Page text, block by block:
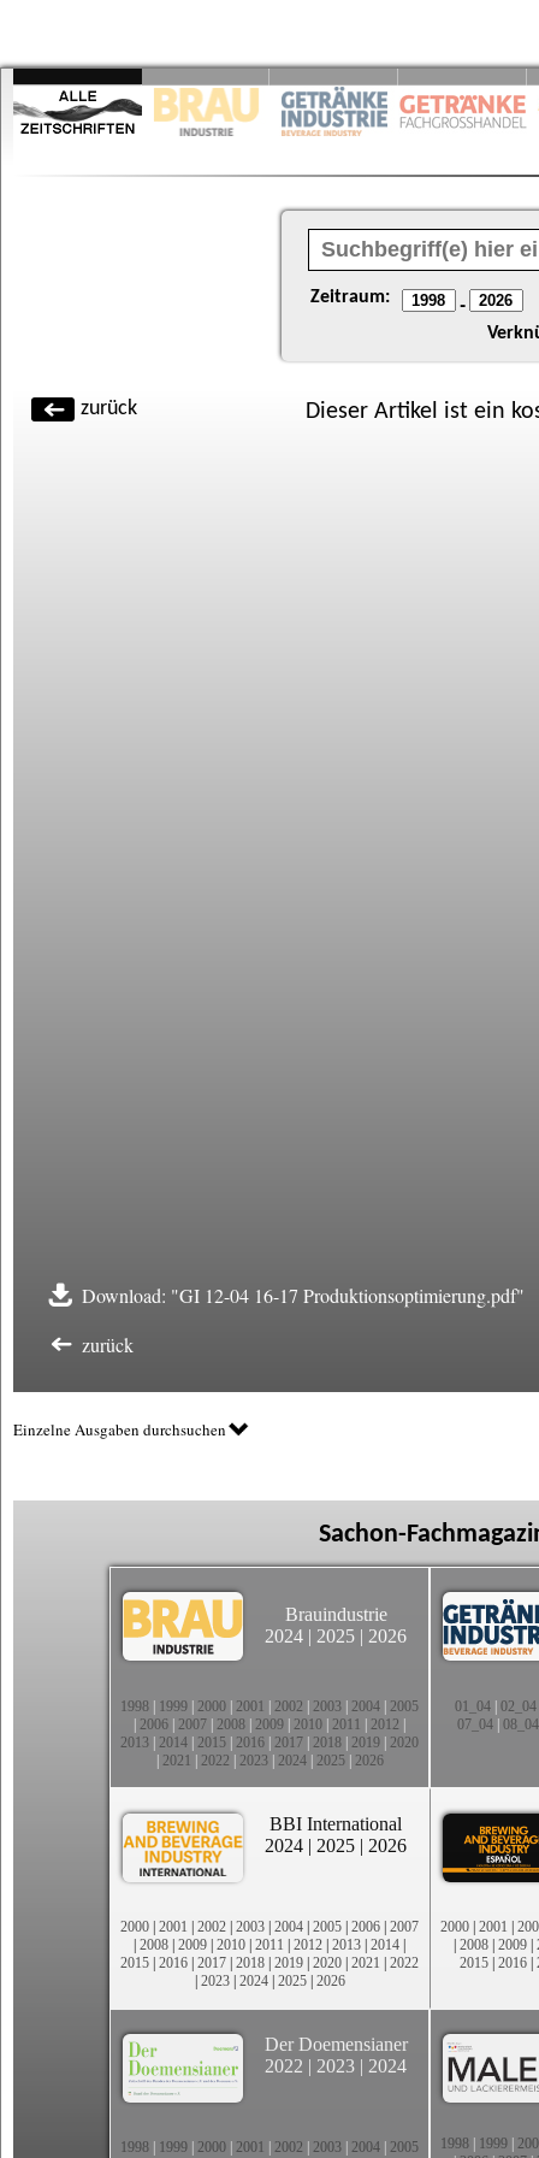
Zeitraum: -
zurück Dieser Artikel ist ein
Download: "GI 12-04 16-17 Produktionsoptimierung.pdf"
zurück
Einzelne Ausgaben durchsuchen
Sachon-
Brauindustrie
2024 | 2025 | 2026
1998 1999 2000 2001 2002 2003 2004 2005
2006 2007 2008 2009 2010 2011 2012
2013 2014 2015 2016 2017 2018 2019 2020
2021 2022 2023| 2024| 2025| 2026
01_04| 02_04
07_04 08_04
BBI International
2024 | 2025 | 2026
2000 | 2001 | 2002 | 2003 | 2004 | 2005 | 2006 | 2007
| 2008 | 2009 | 2010 | 2011 | 2012 | 2013 | 2014 |
2015 | 2016 | 2017 | 2018 | 2019 | 2020 | 2021 | 2022
| 2023| 2024| 2025| 2026
2000 | 2001 |
| 2008 | 2009 |
2015 | 2016 |
Der Doemensianer
2022 | 2023 | 2024
1998 1999 2000 2001 2002 2003 2004 2005
1998 1999